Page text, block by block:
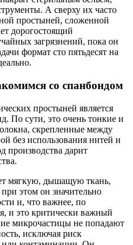
А сверху их часто
простыней, сложенной
дорогостоящий
загрязнений, пока он
формат сто пятьдесят на
со спанбондом
простыней является
По сути, это очень тонкие и
скрепленные между
без использования нитей и
производства дарит
мягкую, дышащую ткань,
этом он значительно
и, что важнее, по
и это критически важный
микрочастицы не попадают
исключая риск